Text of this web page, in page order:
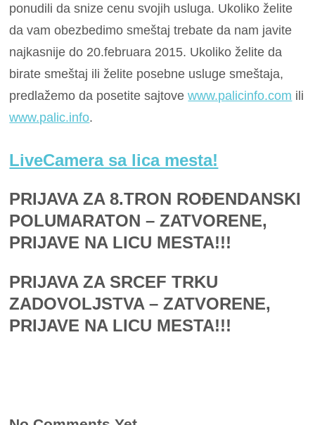
ponudili da snize cenu svojih usluga. Ukoliko želite
da vam obezbedimo smeštaj trebate da nam javite
najkasnije do 20.februara 2015. Ukoliko želite da
birate smeštaj ili želite posebne usluge smeštaja,
predlažemo da posetite sajtovewww.palicinfo.com ili
www.palic.info.
LiveCamera sa lica mesta!
PRIJAVA ZA 8.TRON ROĐENDANSKI
POLUMARATON – ZATVORENE,
PRIJAVE NA LICU MESTA!!!
PRIJAVA ZA SRCEF TRKU
ZADOVOLJSTVA – ZATVORENE,
PRIJAVE NA LICU MESTA!!!